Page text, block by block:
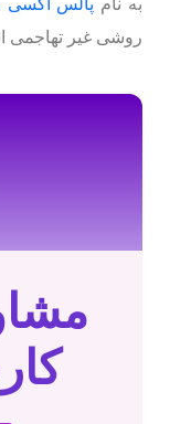
روشی غیر تهاجمی